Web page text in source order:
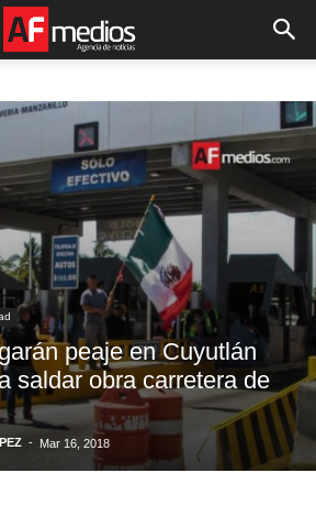
peaje en Cuyutlán
saldar obra carretera de
- Mar 16, 2018